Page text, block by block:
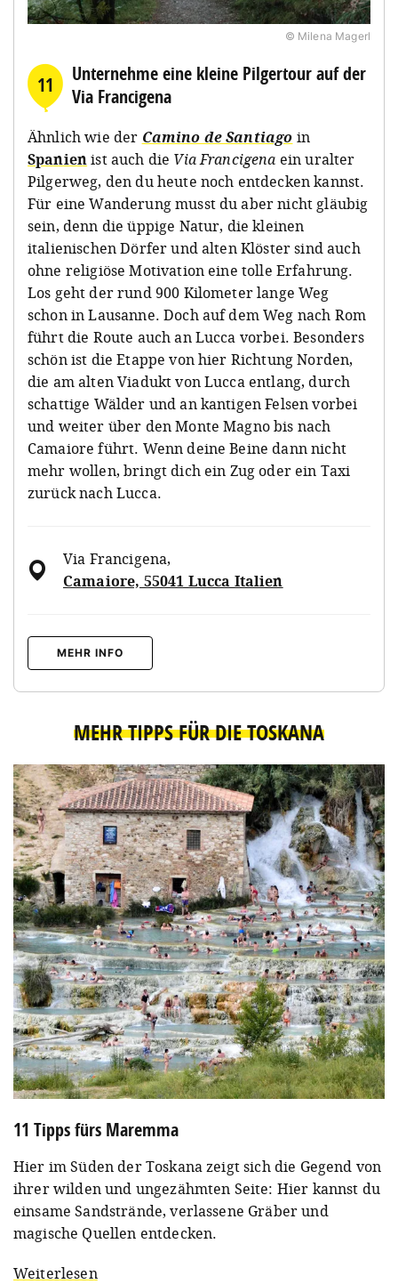
© Milena Magerl
11
Unternehme eine kleine Pilgertour auf der
Via Francigena
Ähnlich wie der Camino de Santiago in
Spanienist auch die Via Francigena ein uralter
Pilgerweg, den du heute noch entdecken kannst.
Für eine Wanderung musst du aber nicht gläubig
sein, denn die üppige Natur, die kleinen
italienischen Dörfer und alten Klöster sind auch
ohne religiöse Motivation eine tolle Erfahrung.
Los geht der rund 900 Kilometer lange Weg
schon in Lausanne. Doch auf dem Weg nach Rom
führt die Route auch an Lucca vorbei. Besonders
schön ist die Etappe von hier Richtung Norden,
die am alten Viadukt von Lucca entlang, durch
schattige Wälder und an kantigen Felsen vorbei
und weiter über den Monte Magno bis nach
Camaiore führt. Wenn deine Beine dann nicht
mehr wollen, bringt dich ein Zug oder ein Taxi
zurück nach Lucca.
Via Francigena,
Camaiore, 55041 Lucca Italien
MEHR INFO
MEHR TIPPS FÜR DIE TOSKANA
11 Tipps fürs Maremma
Hier im Süden der Toskana zeigt sich die Gegend von
ihrer wilden und ungezähmten Seite: Hier kannst du
einsame Sandstrände, verlassene Gräber und
magische Quellen entdecken.
Weiterlesen